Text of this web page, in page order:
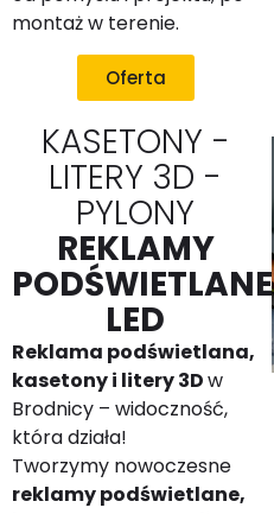
montaż w terenie.
Oferta
KASETONY -
LITERY 3D -
PYLONY
REKLAMY
PODŚWIETLANE
LED
Reklama podświetlana,
kasetony i litery 3Dw
Brodnicy – widoczność,
która działa!
Tworzymy nowoczesne
reklamy podświetlane,